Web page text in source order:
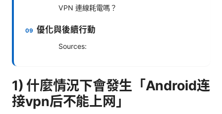
VPN 連線耗電嗎？
優化與後續行動
Sources:
1) 什麼情況下會發生「Android连
接vpn后不能上网」